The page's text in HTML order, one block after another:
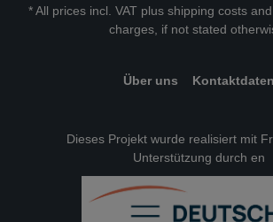
* All prices incl. VAT plus shipping costs
charges, if not stated
Über uns Kontaktdaten
Dieses Projekt wurde realisiert mit
Unterstützung durch en